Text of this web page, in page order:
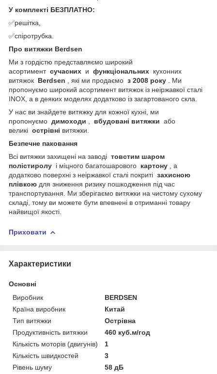
У комплекті БЕЗПЛАТНО:
✅решітка,
✅спіротрубка.
Про витяжки Berdsen
Ми з гордістю представляємо широкий
асортимент сучасних и функціональних кухонних
витяжок Berdsen , які ми продаємо з 2008 року . Ми
пропонуємо широкий асортимент витяжок із неіржавкої сталі
INOX, а в деяких моделях додатково із загартованого скла.
У нас ви знайдете витяжку для кожної кухні, ми
пропонуємо димоходи вбудовані витяжки або
великі острівні витяжки.
Безпечне паковання
Всі витяжки захищені на заводі товстим шаром
полістиролу і міцного багатошарового картону , а
додатково поверхні з неіржавкої сталі покриті захисною
плівкою для зниження ризику пошкодження під час
транспортування. Ми зберігаємо витяжки на чистому сухому
складі, тому ви можете бути впевнені в отриманні товару
найвищої якості.
Приховати
Характеристики
Основні
Виробник
BERDSEN
Країна виробник
Китай
Тип витяжки
Острівна
Продуктивність витяжки
460 куб.м/год
Кількість моторів (двигунів)
1
Кількість швидкостей
3
Рівень шуму
58 дБ